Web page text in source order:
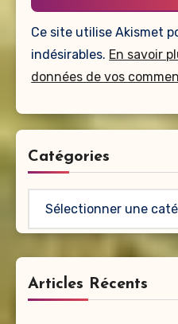
Ce site utilise Akismet
indésirables. En savoir
données de vos
Catégories
Articles Récents